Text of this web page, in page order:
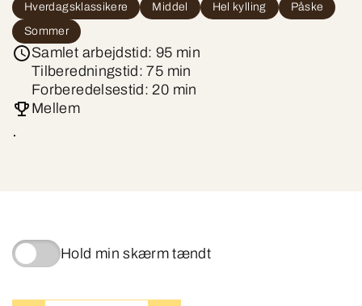
Hverdagsklassikere
Middel Hel kylling
Påske
Sommer
Samlet arbejdstid: 95 min
Tilberedningstid: 75 min
Forberedelsestid: 20 min
Mellem
.
Hold min skærm tændt